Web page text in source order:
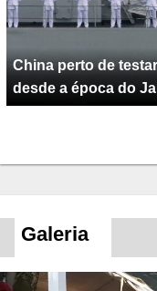
China perto de
desde a época do
Galeria